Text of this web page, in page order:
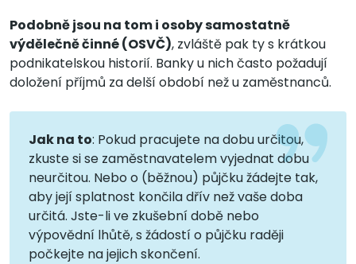
Podobně jsou na tom i osoby samostatně
výdělečně činné (OSVČ), zvláště pak ty s krátkou
podnikatelskou historií. Banky u nich často požadují
doložení příjmů za delší období než u zaměstnanců.
Jak na to: Pokud pracujete na dobu určitou,
zkuste si se zaměstnavatelem vyjednat dobu
neurčitou. Nebo o (běžnou) půjčku žádejte tak,
aby její splatnost končila dřív než vaše doba
určitá. Jste-li ve zkušební době nebo
výpovědní lhůtě, s žádostí o půjčku raději
počkejte na jejich skončení.